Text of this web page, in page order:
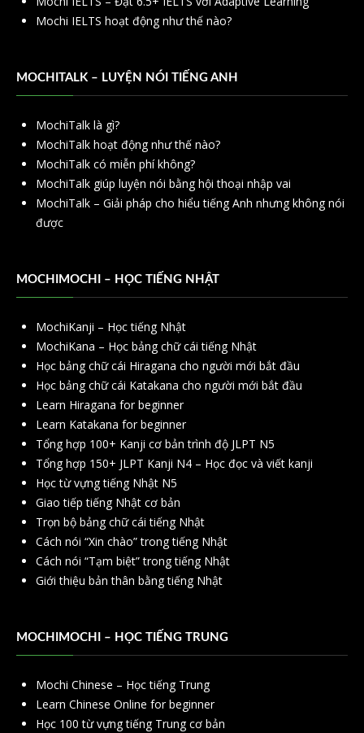
Mochi IELTS hoạt động như thế nào?
MOCHITALK – LUYỆN NÓI TIẾNG ANH
MochiTalk là gì?
MochiTalk hoạt động như thế nào?
MochiTalk có miễn phí không?
MochiTalk giúp luyện nói bằng hội thoại nhập vai
MochiTalk – Giải pháp cho hiểu tiếng Anh nhưng không nói
được
MOCHIMOCHI – HỌC TIẾNG NHẬT
MochiKanji – Học tiếng Nhật
MochiKana – Học bảng chữ cái tiếng Nhật
Học bảng chữ cái Hiragana cho người mới bắt đầu
Học bảng chữ cái Katakana cho người mới bắt đầu
Learn Hiragana for beginner
Learn Katakana for beginner
Tổng hợp 100+ Kanji cơ bản trình độ JLPT N5
Tổng hợp 150+ JLPT Kanji N4 – Học đọc và viết kanji
Học từ vựng tiếng Nhật N5
Giao tiếp tiếng Nhật cơ bản
Trọn bộ bảng chữ cái tiếng Nhật
Cách nói “Xin chào” trong tiếng Nhật
Cách nói “Tạm biệt” trong tiếng Nhật
Giới thiệu bản thân bằng tiếng Nhật
MOCHIMOCHI – HỌC TIẾNG TRUNG
Mochi Chinese – Học tiếng Trung
Learn Chinese Online for beginner
Học 100 từ vựng tiếng Trung cơ bản